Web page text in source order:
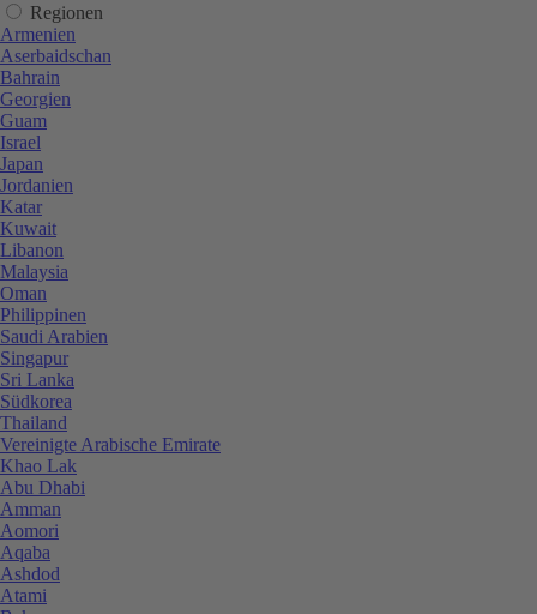
Regionen
Armenien
Aserbaidschan
Bahrain
Georgien
Guam
Israel
Japan
Jordanien
Katar
Kuwait
Libanon
Malaysia
Oman
Philippinen
Saudi Arabien
Singapur
Sri Lanka
Südkorea
Thailand
Vereinigte Arabische Emirate
Khao Lak
Abu Dhabi
Amman
Aomori
Aqaba
Ashdod
Atami